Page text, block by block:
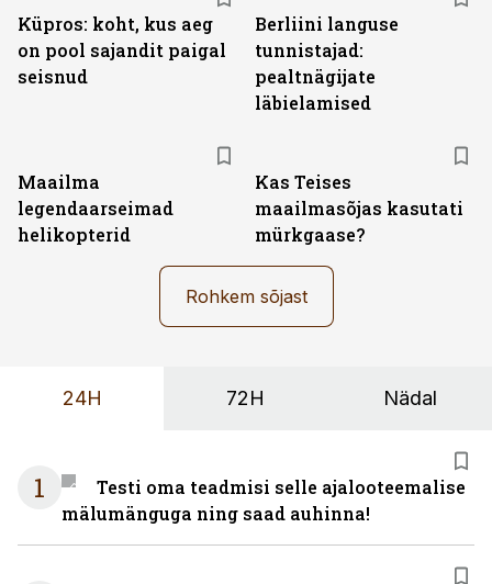
Küpros: koht, kus aeg
on pool sajandit paigal
seisnud
Berliini languse
tunnistajad:
pealtnägijate
läbielamised
Maailma
legendaarseimad
helikopterid
Kas Teises
maailmasõjas kasutati
mürkgaase?
Rohkem sõjast
24H 72H Nädal
1
Testi oma teadmisi selle ajalooteemalise
mälumänguga ning saad auhinna!